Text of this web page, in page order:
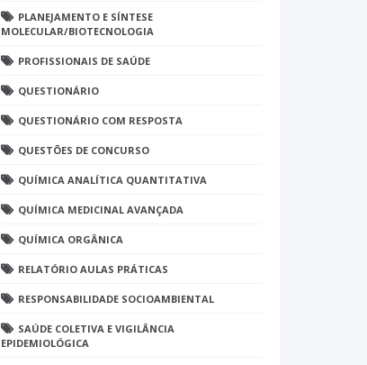
PLANEJAMENTO E SÍNTESE
MOLECULAR/BIOTECNOLOGIA
PROFISSIONAIS DE SAÚDE
QUESTIONÁRIO
QUESTIONÁRIO COM RESPOSTA
QUESTÕES DE CONCURSO
QUÍMICA ANALÍTICA QUANTITATIVA
QUÍMICA MEDICINAL AVANÇADA
QUÍMICA ORGÂNICA
RELATÓRIO AULAS PRÁTICAS
RESPONSABILIDADE SOCIOAMBIENTAL
SAÚDE COLETIVA E VIGILÂNCIA
EPIDEMIOLÓGICA